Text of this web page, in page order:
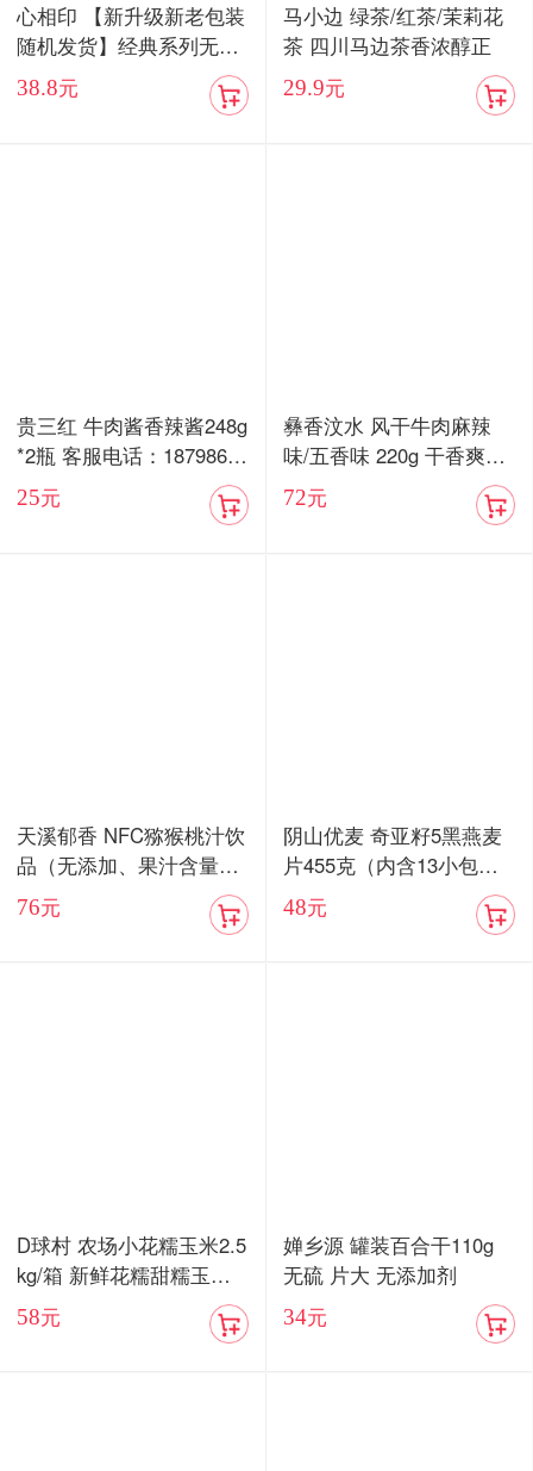
心相印 【新升级新老包装
随机发货】经典系列无香
抽纸3层100抽24包家用实
惠装整箱纸巾面巾餐巾纸
38.8元
马小边 绿茶/红茶/茉莉花
茶 四川马边茶香浓醇正
29.9元
贵三红 牛肉酱香辣酱248g
*2瓶 客服电话：18798676
577
25元
彝香汶水 风干牛肉麻辣
味/五香味 220g 干香爽口
嚼劲十足
72元
天溪郁香 NFC猕猴桃汁饮
品（无添加、果汁含量8
5%）顺丰包邮
76元
阴山优麦 奇亚籽5黑燕麦
片455克（内含13小包）/
血燕麦5红燕麦片455克
（内含13小包）
48元
D球村 农场小花糯玉米2.5
kg/箱 新鲜花糯甜糯玉米
棒真空
58元
婵乡源 罐装百合干110g
无硫 片大 无添加剂
34元